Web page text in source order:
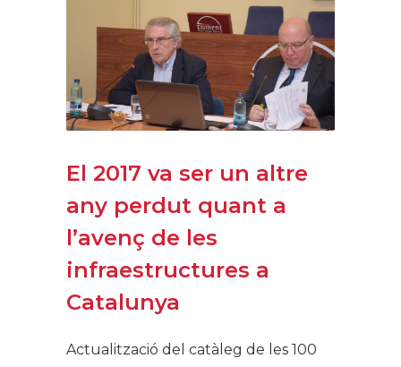
El 2017 va ser un altre
any perdut quant a
l’avenç de les
infraestructures a
Catalunya
Actualització del catàleg de les 100